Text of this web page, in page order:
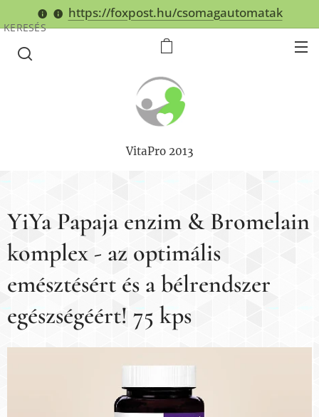
https://foxpost.hu/csomagautomatak
VitaPro 2013
KERESÉS
YiYa Papaja enzim & Bromelain
komplex - az optimális
emésztésért és a bélrendszer
egészségéért! 75 kps